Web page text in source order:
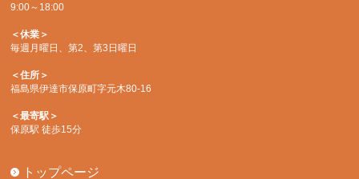
9:00～18:00
＜休業＞
毎週月曜日、第2、第3日曜日
＜住所＞
福島県伊達市保原町字元木80-16
＜最寄駅＞
保原駅 徒歩15分
トップページ